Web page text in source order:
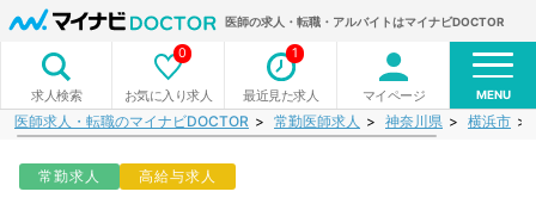
医師の求人・転職・アルバイトはマイナビDOCTOR
求人検索 お気に入り求人
0
最近見た求人
1
マイページ MENU
医師求人・転職のマイナビDOCTOR 常勤医師求人 神奈川県 横浜市
常勤求人 高給与求人